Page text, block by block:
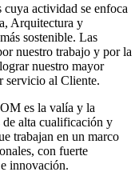
actividad se enfoca
Arquitectura y
sostenible. Las
nuestro trabajo y por la
nuestro mayor
servicio al Cliente.
es la valía y la
de alta cualificación y
trabajan en un marco
con fuerte
innovación.